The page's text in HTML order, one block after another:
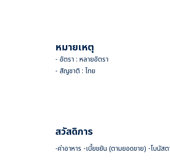
หมายเหตุ
- อัตรา : หลายอัตรา
- สัญชาติ : ไทย
สวัสดิการ
-ค่าอาหาร -เบี้ยขยัน (ตามยอดขาย) -โบนั